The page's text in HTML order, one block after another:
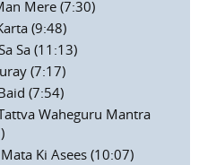
Mere (7:30)
(9:48)
Sa (11:13)
(7:17)
(7:54)
Waheguru Mantra
Ki Asees (10:07)